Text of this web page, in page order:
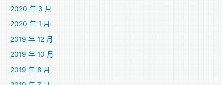
2020 年 3 月
2020 年 1 月
2019 年 12 月
2019 年 10 月
2019 年 8 月